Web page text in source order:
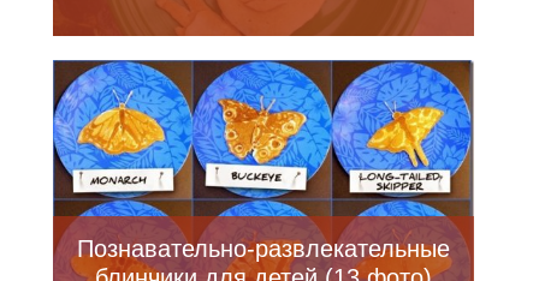
Познавательно-развлекательные